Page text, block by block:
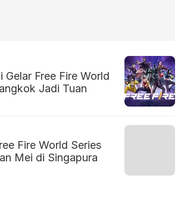
Gelar Free Fire World
Jadi Tuan
Fire World Series
Mei di Singapura